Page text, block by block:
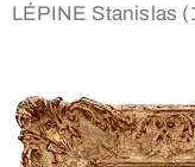
LÉPINE Stanislas